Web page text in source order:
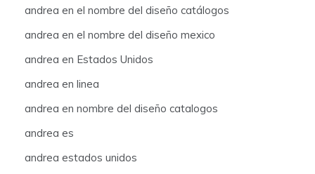
andrea en el nombre del diseño catálogos
andrea en el nombre del diseño mexico
andrea en Estados Unidos
andrea en linea
andrea en nombre del diseño catalogos
andrea es
andrea estados unidos